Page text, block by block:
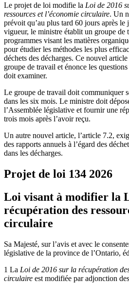
Le projet de loi modifie la Loi de 2016
ressources et l’économie circulaire. Un
prévoit qu’au plus tard 60 jours après le
vigueur, le ministre établit un groupe de
programmes visant les matières
pour étudier les méthodes les plus
déchets des décharges. Ce nouvel
groupe de travail et énonce les
doit examiner.
Le groupe de travail doit communiquer
dans les six mois. Le ministre doit
l’Assemblée législative et fournir une
trois mois après l’avoir reçu.
Un autre nouvel article, l’article 7.2,
des rapports annuels à l’égard des
dans les décharges.
Projet de loi 134 2026
Loi visant à modifier la
récupération des
circulaire
Sa Majesté, sur l’avis et avec le
législative de la province de l’Ontario,
1 La Loi de 2016 sur la récupération
circulaire est modifiée par adjonction